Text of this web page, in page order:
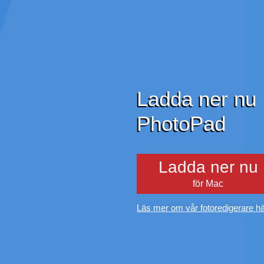
Ladda ner nu
PhotoPad
Ladda ner nu
för Mac
Läs mer om vår fotoredigerare